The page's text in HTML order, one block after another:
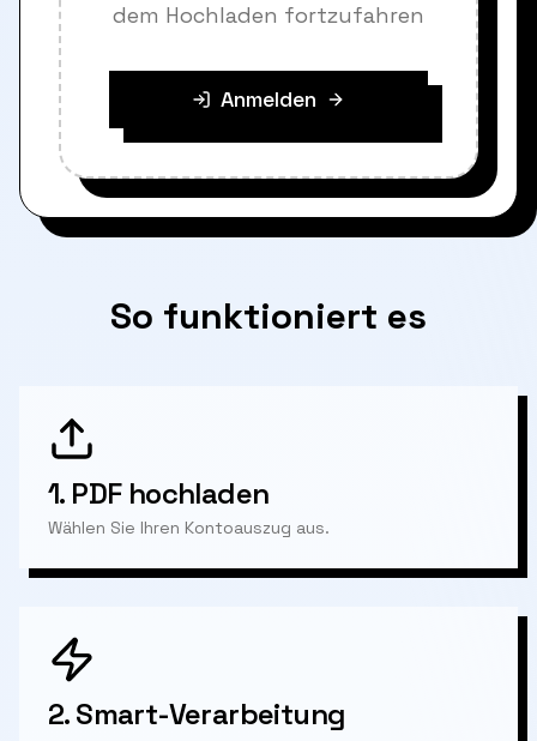
dem Hochladen fortzufahren
Anmelden
So funktioniert es
1. PDF hochladen
Wählen Sie Ihren Kontoauszug aus.
2.Smart-Verarbeitung